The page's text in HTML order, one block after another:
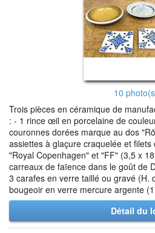
10
Trois pièces en céramique de
: - 1 rince œil en porcelaine de
couronnes dorées marque au dos
assiettes à glaçure craquelée et
"Royal Copenhagen" et "FF" (3,5 x
carreaux de faïence dans le goût de
3 carafes en verre taillé ou gravé (H.
bougeoir en verre mercure argente
Détail du